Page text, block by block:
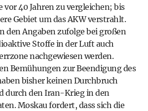
40 Jahren zu vergleichen; bis
Gebiet um das AKW verstrahlt.
den Angaben zufolge bei großen
Stoffe in der Luft auch
nachgewiesen werden.
Bemühungen zur Beendigung des
bisher keinen Durchbruch
durch den Iran-Krieg in den
Moskau fordert, dass sich die